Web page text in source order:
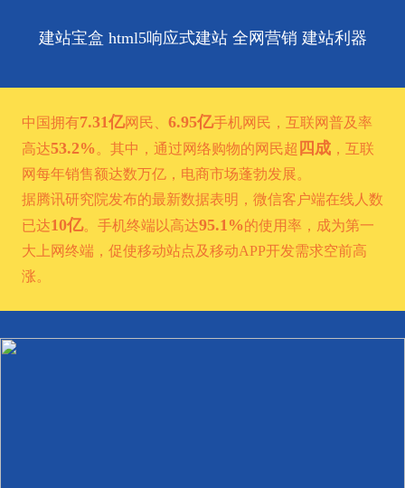
建站宝盒 html5响应式建站 全网营销 建站利器
中国拥有7.31亿网民、 6.95亿手机网民，互联网普及率
高达53.2%。其中，通过网络购物的网民超 四成 ，互联
网每年销售额达数万亿，电商市场蓬勃发展。
据腾讯研究院发布的最新数据表明，微信客户端在线人数
已达10亿。手机终端以高达95.1%的使用率，成为第一
大上网终端，促使移动站点及移动APP开发需求空前高
涨。